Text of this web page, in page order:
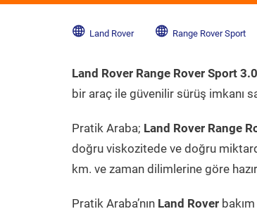
Land Rover Range Rover Sport
Land Rover Range Rover Sport
bir araç ile güvenilir sürüş imkanı
Pratik Araba; Land Rover Range
doğru viskozitede ve doğru
km. ve zaman dilimlerine göre
Pratik Araba’nın Land Rover